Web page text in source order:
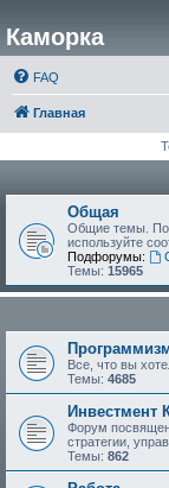
Каморка
FAQ
Главная
Общая
Общие темы.
используйте
Подфорумы:
Темы: 15965
Все, что вы
Темы: 4685
Инвестмент
Форум
стратегии,
Темы: 862